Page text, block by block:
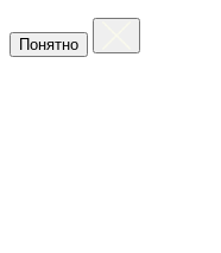
Понятно